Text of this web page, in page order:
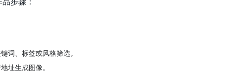
词、标签或风格筛选。
址生成图像。